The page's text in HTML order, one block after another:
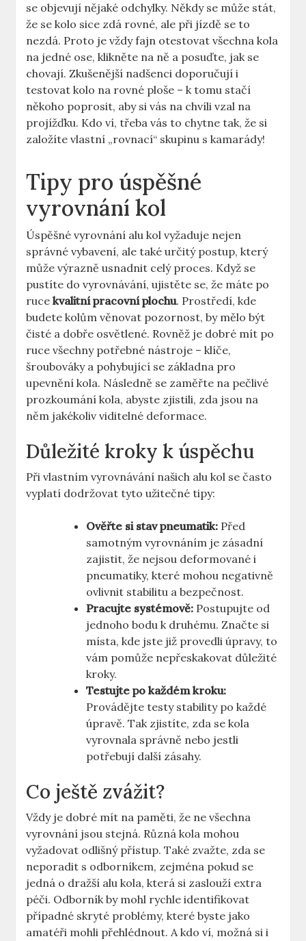
se objevují nějaké odchylky. Někdy se může stát,
že se kolo sice zdá rovné, ale při jízdě se to
nezdá. Proto je vždy fajn otestovat všechna kola
na jedné ose, klikněte na ně a posuďte, jak se
chovají. Zkušenější nadšenci doporučují i
testovat kolo na rovné ploše – k tomu stačí
někoho poprosit, aby si vás na chvíli vzal na
projížďku. Kdo ví, třeba vás to chytne tak, že si
založíte vlastní „rovnací“ skupinu s kamarády!
Tipy pro úspěšné
vyrovnání kol
Úspěšné vyrovnání alu kol vyžaduje nejen
správné vybavení, ale také určitý postup, který
může výrazně usnadnit celý proces. Když se
pustíte do vyrovnávání, ujistěte se, že máte po
rucekvalitní pracovní plochu. Prostředí, kde
budete kolům věnovat pozornost, by mělo být
čisté a dobře osvětlené. Rovněž je dobré mít po
ruce všechny potřebné nástroje – klíče,
šroubováky a pohybující se základna pro
upevnění kola. Následně se zaměřte na pečlivé
prozkoumání kola, abyste zjistili, zda jsou na
něm jakékoliv viditelné deformace.
Důležité kroky k úspěchu
Při vlastním vyrovnávání našich alu kol se často
vyplatí dodržovat tyto užitečné tipy:
Ověřte si stav pneumatik: Před
samotným vyrovnáním je zásadní
zajistit, že nejsou deformované i
pneumatiky, které mohou negativně
ovlivnit stabilitu a bezpečnost.
Pracujte systémově: Postupujte od
jednoho bodu k druhému. Značte si
místa, kde jste již provedli úpravy, to
vám pomůže nepřeskakovat důležité
kroky.
Testujte po každém kroku:
Provádějte testy stability po každé
úpravě. Tak zjistíte, zda se kola
vyrovnala správně nebo jestli
potřebují další zásahy.
Co ještě zvážit?
Vždy je dobré mít na paměti, že ne všechna
vyrovnání jsou stejná. Různá kola mohou
vyžadovat odlišný přístup. Také zvažte, zda se
neporadit s odborníkem, zejména pokud se
jedná o dražší alu kola, která si zaslouží extra
péči. Odborník by mohl rychle identifikovat
případné skryté problémy, které byste jako
amatéři mohli přehlédnout. A kdo ví, možná si i